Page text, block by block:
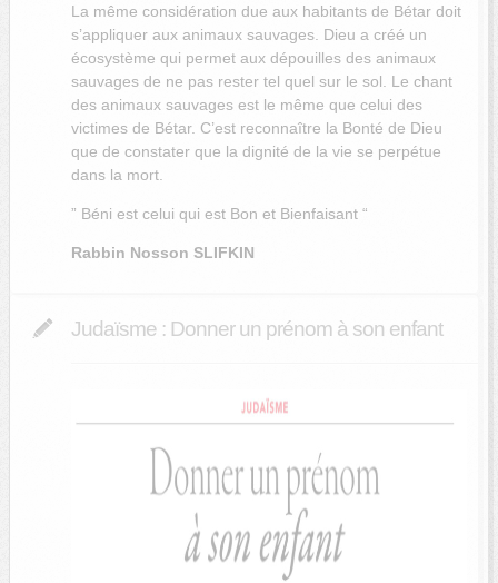
La même considération due aux habitants de Bétar doit
s’appliquer aux animaux sauvages. Dieu a créé un
écosystème qui permet aux dépouilles des animaux
sauvages de ne pas rester tel quel sur le sol. Le chant
des animaux sauvages est le même que celui des
victimes de Bétar. C’est reconnaître la Bonté de Dieu
que de constater que la dignité de la vie se perpétue
dans la mort.
” Béni est celui qui est Bon et Bienfaisant “
Rabbin Nosson SLIFKIN
Judaïsme : Donner un prénom à son enfant